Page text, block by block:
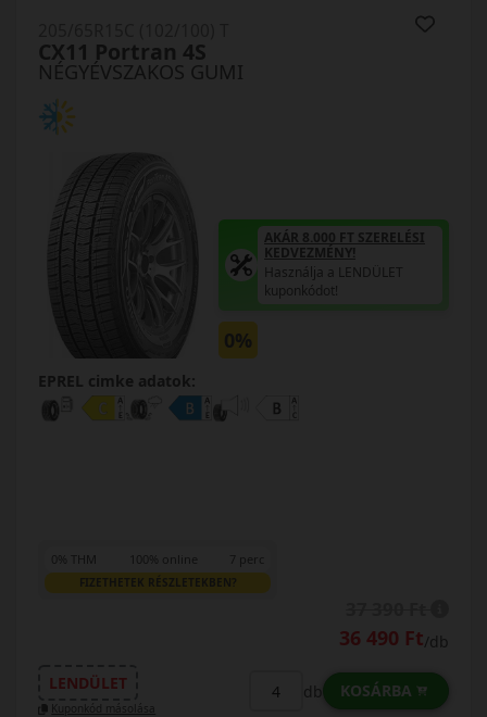
NÉGYÉVSZAKOS GUMI
CX11 Portran 4S
AKÁR 8.000 FT SZERELÉSI
KEDVEZMÉNY!
Használja a LENDÜLET
kuponkódot!
0%
EPREL cimke adatok:
0% THM 100% online 7 perc
FIZETHETEK RÉSZLETEKBEN?
36 490 Ft/db
LENDÜLET
Kuponkód másolása
db KOSÁRBA